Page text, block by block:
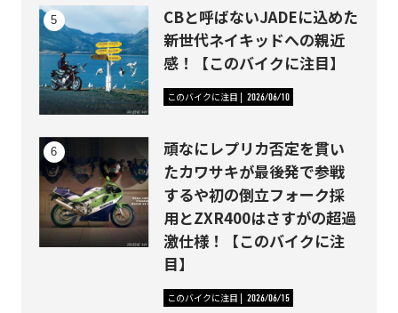
CBと呼ばないJADEに込めた
新世代ネイキッドへの親近
感！【このバイクに注目】
このバイクに注目 2026/06/10
頑なにレプリカ否定を貫い
たカワサキが最後発で参戦
するや初の倒立フォーク採
用とZXR400はさすがの超過
激仕様！【このバイクに注
目】
このバイクに注目 2026/06/15